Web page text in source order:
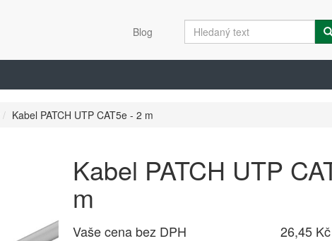
Blog
Kabel PATCH UTP CAT5e - 2 m
Kabel PATCH UTP
m
Vaše cena bez DPH
26,45 Kč